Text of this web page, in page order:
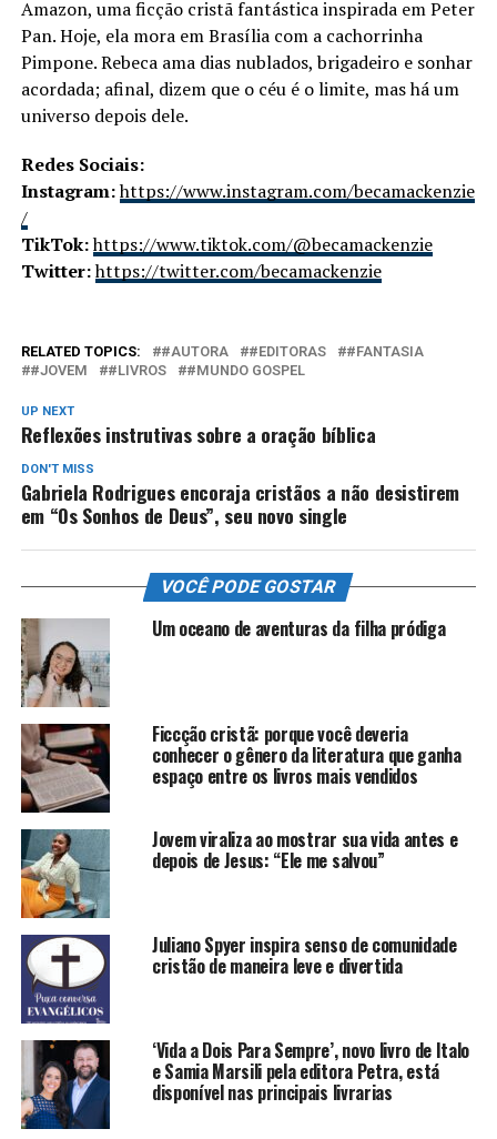
Amazon, uma ficção cristã fantástica inspirada em Peter
Pan. Hoje, ela mora em Brasília com a cachorrinha
Pimpone. Rebeca ama dias nublados, brigadeiro e sonhar
acordada; afinal, dizem que o céu é o limite, mas há um
universo depois dele.
Redes Sociais:
Instagram:https://www.instagram.com/becamackenzie
/
TikTok:https://www.tiktok.com/@becamackenzie
Twitter:https://twitter.com/becamackenzie
RELATED TOPICS: #AUTORA #EDITORAS
#FANTASIA
#JOVEM
#LIVROS #MUNDO GOSPEL
UP NEXT
Reflexões instrutivas sobre a oração bíblica
DON'T MISS
Gabriela Rodrigues encoraja cristãos a não desistirem
em “Os Sonhos de Deus”, seu novo single
VOCÊ PODE GOSTAR
Um oceano de aventuras da filha pródiga
Ficcção cristã: porque você deveria
conhecer o gênero da literatura que ganha
espaço entre os livros mais vendidos
Jovem viraliza ao mostrar sua vida antes e
depois de Jesus: “Ele me salvou”
Juliano Spyer inspira senso de comunidade
cristão de maneira leve e divertida
‘Vida a Dois Para Sempre’, novo livro de Italo
e Samia Marsili pela editora Petra, está
disponível nas principais livrarias